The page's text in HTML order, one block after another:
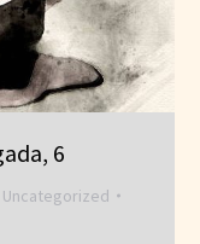
6
Uncategorized